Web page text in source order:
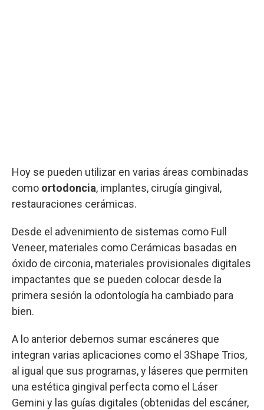
Hoy se pueden utilizar en varias áreas combinadas
como ortodoncia, implantes, cirugía gingival,
restauraciones cerámicas.
Desde el advenimiento de sistemas como Full
Veneer, materiales como Cerámicas basadas en
óxido de circonia, materiales provisionales digitales
impactantes que se pueden colocar desde la
primera sesión la odontología ha cambiado para
bien.
A lo anterior debemos sumar escáneres que
integran varias aplicaciones como el 3Shape Trios,
al igual que sus programas, y láseres que permiten
una estética gingival perfecta como el Láser
Gemini y las guías digitales (obtenidas del escáner,